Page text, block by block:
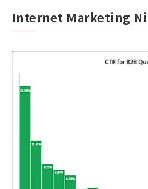
Internet Marketing